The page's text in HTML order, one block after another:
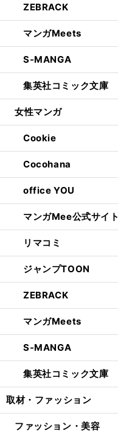
ZEBRACK
マンガMeets
S-MANGA
集英社コミック文庫
女性マンガ
Cookie
Cocohana
office YOU
マンガMee公式サイト
リマコミ
ジャンプTOON
ZEBRACK
マンガMeets
S-MANGA
集英社コミック文庫
取材・ファッション
ファッション・美容